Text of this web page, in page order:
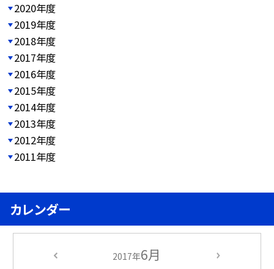
2020年度
2019年度
2018年度
2017年度
2016年度
2015年度
2014年度
2013年度
2012年度
2011年度
カレンダー
2017年6月